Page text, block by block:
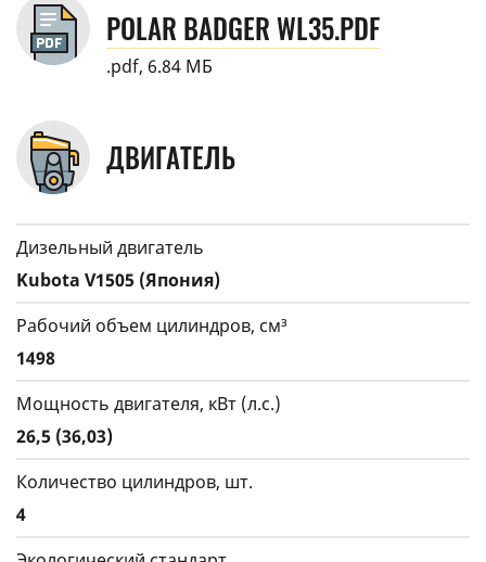
POLAR BADGER WL35.PDF
.pdf, 6.84 МБ
ДВИГАТЕЛЬ
Дизельный двигатель
Kubota V1505 (Япония)
Рабочий объем цилиндров, см³
1498
Мощность двигателя, кВт (л.с.)
26,5 (36,03)
Количество цилиндров, шт.
4